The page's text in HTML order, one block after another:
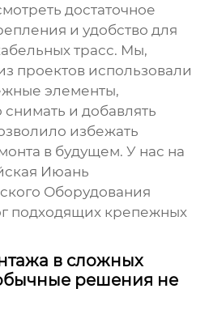
достаточное
и удобство для
трасс. Мы,
проектов использовали
элементы,
и добавлять
избежать
в будущем. У нас на
Июань
Оборудования
подходящих крепежных
в сложных
решения не